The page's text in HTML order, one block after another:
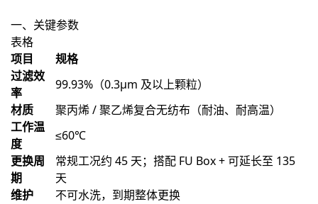
一、关键参数
表格
项目
规格
过滤效
率
99.93%（0.3μm 及以上颗粒）
材质
聚丙烯 / 聚乙烯复合无纺布（耐油、耐高温）
工作温
度
≤60℃
更换周
期
常规工况约 45 天；搭配 FU Box + 可延长至 135
天
维护
不可水洗，到期整体更换